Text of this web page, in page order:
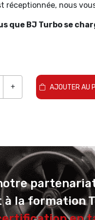
réceptionnée, nous
que BJ Turbo se
+ AJOUTER AU
la formation